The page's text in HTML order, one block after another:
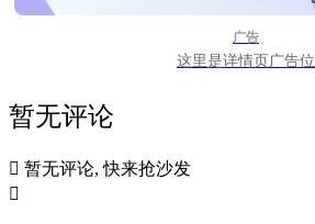
广告
这里是详情页广告位
暂无评论
 暂无评论, 快来抢沙发
